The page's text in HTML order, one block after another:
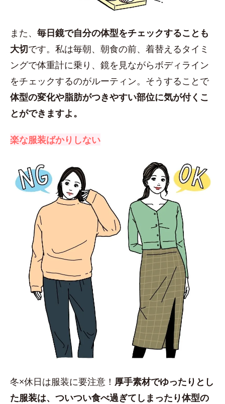
また、 毎日鏡で自分の体型をチェックすることも
大切です。私は毎朝、朝食の前、着替えるタイミ
ングで体重計に乗り、鏡を見ながらボディライン
をチェックするのがルーティン。そうすることで
体型の変化や脂肪がつきやすい部位に気が付くこ
とができますよ。
楽な服装ばかりしない
冬×休日は服装に要注意！ 厚手素材でゆったりとし
た服装は、ついつい食べ過ぎてしまったり体型の